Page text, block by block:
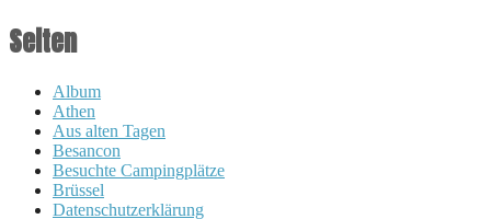
Seiten
Album
Athen
Aus alten Tagen
Besancon
Besuchte Campingplätze
Brüssel
Datenschutzerklärung